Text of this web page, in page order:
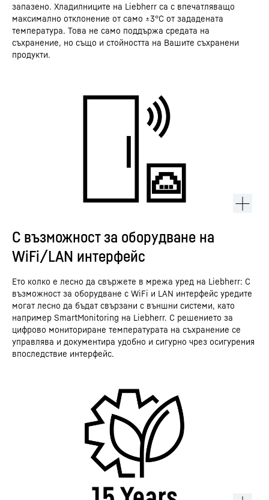
запазено. Хладилниците на Liebherr са с впечатляващо
максимално отклонение от само ±3°C от зададената
температура. Това не само поддържа средата на
съхранение, но също и стойността на Вашите съхранени
продукти.
С възможност за оборудване на
WiFi/LAN интерфейс
Ето колко е лесно да свържете в мрежа уред на Liebherr: С
възможност за оборудване с WiFi и LAN интерфейс уредите
могат лесно да бъдат свързани с външни системи, като
например SmartMonitoring на Liebherr. С решението за
цифрово мониториране температурата на съхранение се
управлява и документира удобно и сигурно чрез осигурения
впоследствие интерфейс.